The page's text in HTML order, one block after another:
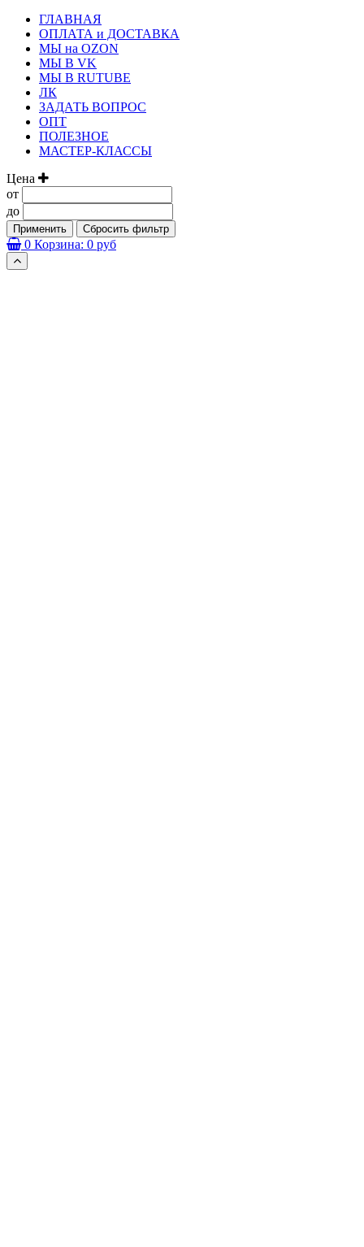
ГЛАВНАЯ
ОПЛАТА и ДОСТАВКА
МЫ на OZON
МЫ В VK
МЫ В RUTUBE
ЛК
ЗАДАТЬ ВОПРОС
ОПТ
ПОЛЕЗНОЕ
МАСТЕР-КЛАССЫ
Цена
от
до
Применить Сбросить фильтр
0 Корзина: 0 руб